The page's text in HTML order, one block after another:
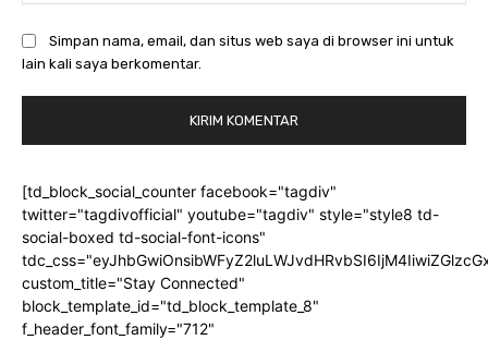
Simpan nama, email, dan situs web saya di browser ini untuk
lain kali saya berkomentar.
[td_block_social_counter facebook="tagdiv"
twitter="tagdivofficial" youtube="tagdiv" style="style8 td-
social-boxed td-social-font-icons"
custom_title="Stay Connected"
block_template_id="td_block_template_8"
f_header_font_family="712"